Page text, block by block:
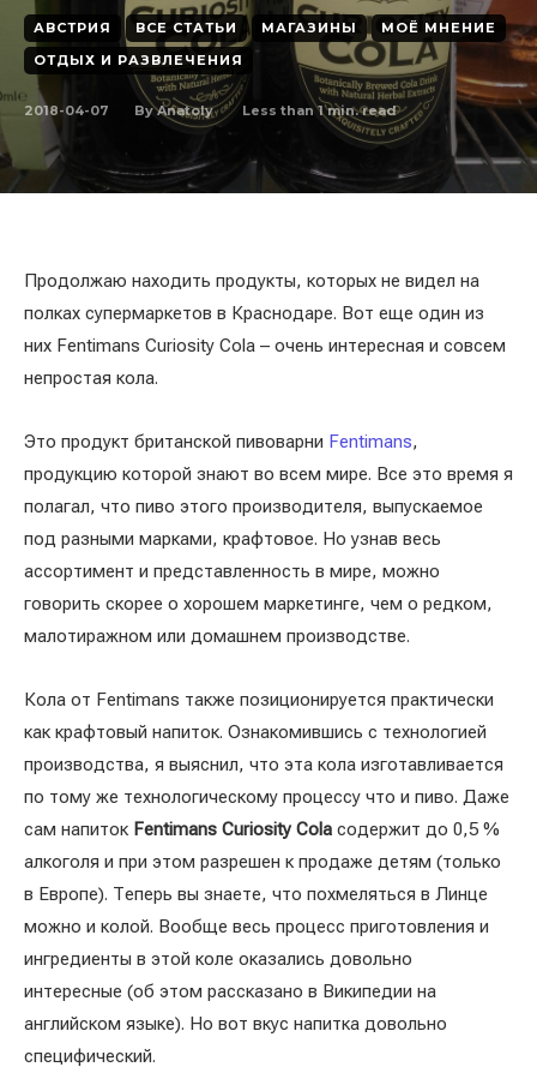
АВСТРИЯ ВСЕ СТАТЬИ МАГАЗИНЫ
МОЁ МНЕНИЕ
ОТДЫХ И РАЗВЛЕЧЕНИЯ
2018-04-07 By Anatoly Less than 1min. read
Продолжаю находить продукты, которых не видел на
полках супермаркетов в Краснодаре. Вот еще один из
них Fentimans Curiosity Cola – очень интересная и совсем
непростая кола.
Это продукт британской пивоварни Fentimans,
продукцию которой знают во всем мире. Все это время я
полагал, что пиво этого производителя, выпускаемое
под разными марками, крафтовое. Но узнав весь
ассортимент и представленность в мире, можно
говорить скорее о хорошем маркетинге, чем о редком,
малотиражном или домашнем производстве.
Кола от Fentimans также позиционируется практически
как крафтовый напиток. Ознакомившись с технологией
производства, я выяснил, что эта кола изготавливается
по тому же технологическому процессу что и пиво. Даже
сам напиток Fentimans Curiosity Cola содержит до 0,5 %
алкоголя и при этом разрешен к продаже детям (только
в Европе). Теперь вы знаете, что похмеляться в Линце
можно и колой. Вообще весь процесс приготовления и
ингредиенты в этой коле оказались довольно
интересные (об этом рассказано в Википедии на
английском языке). Но вот вкус напитка довольно
специфический.